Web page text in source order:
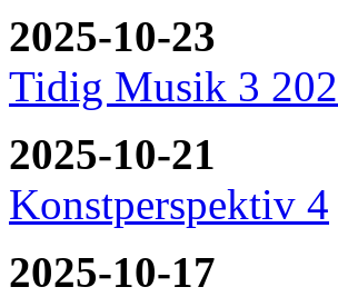
2025-10-23
Tidig Musik 3
2025-10-21
Konstperspektiv 4
2025-10-17